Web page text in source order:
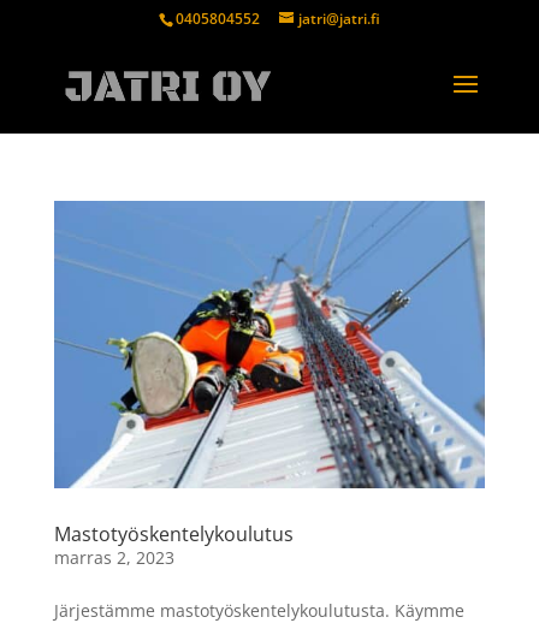
0405804552 jatri@jatri.fi
Mastotyöskentelykoulutus
marras 2, 2023
Järjestämme mastotyöskentelykoulutusta. Käymme